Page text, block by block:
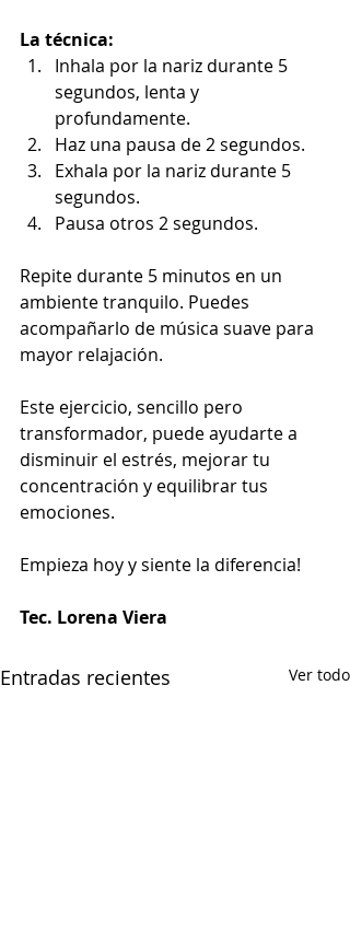
La técnica:
Inhala por la nariz durante 5
segundos, lenta y
profundamente.
Haz una pausa de 2 segundos.
Exhala por la nariz durante 5
segundos.
Pausa otros 2 segundos.
Repite durante 5 minutos en un
ambiente tranquilo. Puedes
acompañarlo de música suave para
mayor relajación.
Este ejercicio, sencillo pero
transformador, puede ayudarte a
disminuir el estrés, mejorar tu
concentración y equilibrar tus
emociones.
Empieza hoy y siente la diferencia!
Tec. Lorena Viera
Entradas recientes Ver todo